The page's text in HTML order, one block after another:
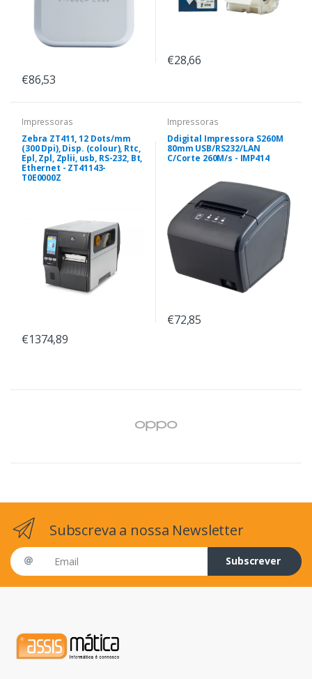
€86,53
€28,66
Impressoras
Zebra ZT411, 12 Dots/mm
(300 Dpi), Disp. (colour), Rtc,
Epl, Zpl, Zplii, usb, RS-232, Bt,
Ethernet - ZT41143-
T0E0000Z
€1374,89
Impressoras
Ddigital Impressora S260M
80mm USB/RS232/LAN
C/Corte 260M/s - IMP414
€72,85
Subscreva a nossa Newsletter
Email address
Subscrever